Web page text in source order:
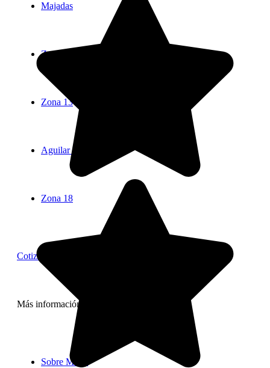
Majadas
Zona 4
Zona 13
Aguilar Batres
Zona 18
Cotizar
Más información
Sobre Mr. B